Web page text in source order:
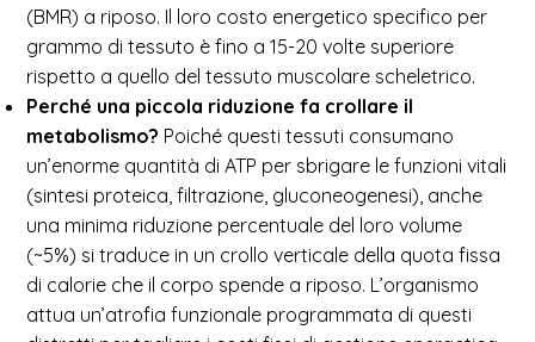
(BMR) a riposo. Il loro costo energetico specifico per
grammo di tessuto è fino a 15-20 volte superiore
rispetto a quello del tessuto muscolare scheletrico.
Perché una piccola riduzione fa crollare il
metabolismo? Poiché questi tessuti consumano
un’enorme quantità di ATP per sbrigare le funzioni vitali
(sintesi proteica, filtrazione, gluconeogenesi), anche
una minima riduzione percentuale del loro volume
(~5%) si traduce in un crollo verticale della quota fissa
di calorie che il corpo spende a riposo. L’organismo
attua un’atrofia funzionale programmata di questi